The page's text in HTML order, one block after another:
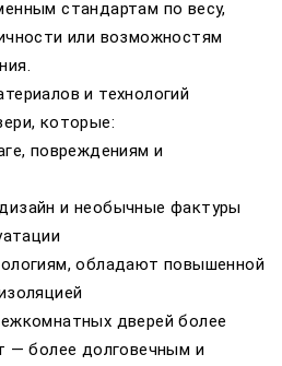
стандартам по весу,
или возможностям
и технологий
которые:
повреждениям и
и необычные фактуры
обладают повышенной
дверей более
— более долговечным и